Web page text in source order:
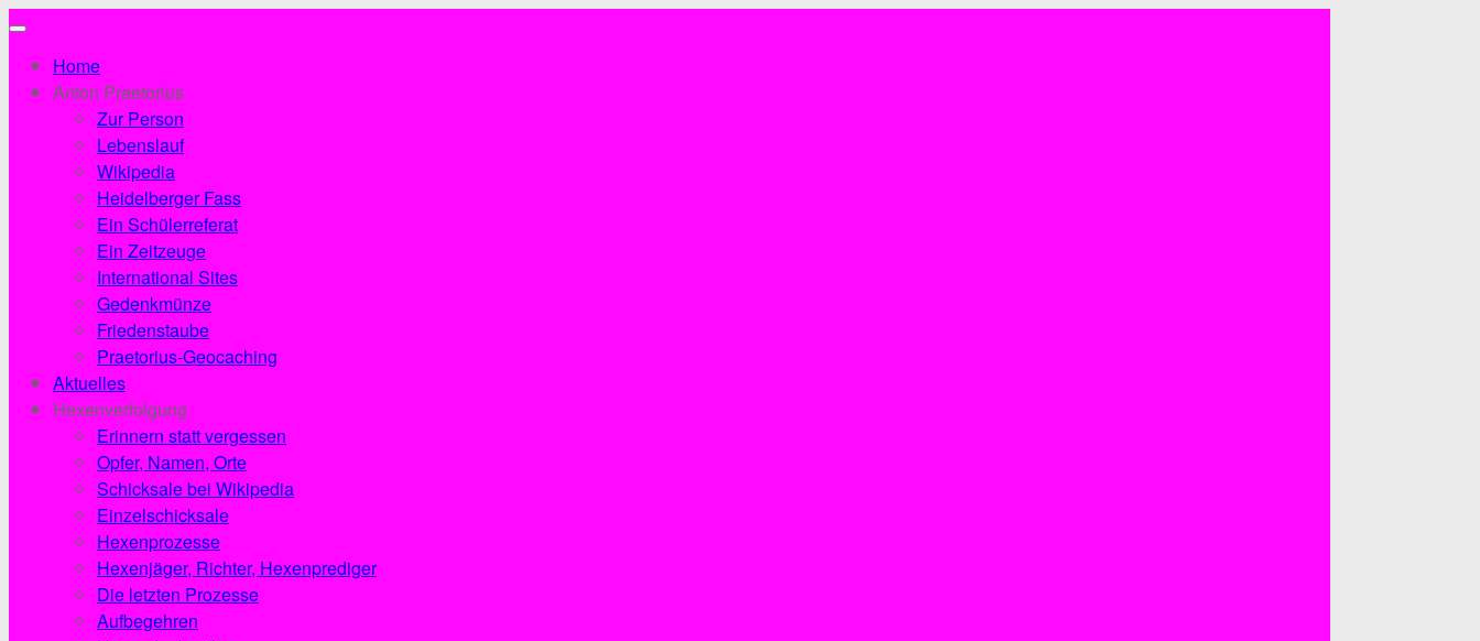
Unter
Inhalt
Home
Anton Praetorius
Zur Person
Lebenslauf
Wikipedia
Heidelberger Fass
Ein Schülerreferat
Ein Zeitzeuge
International Sites
Gedenkmünze
Friedenstaube
Praetorius-Geocaching
Aktuelles
Hexenverfolgung
Erinnern statt vergessen
Opfer, Namen, Orte
Schicksale bei Wikipedia
Einzelschicksale
Hexenprozesse
Hexenjäger, Richter, Hexenprediger
Die letzten Prozesse
Aufbegehren